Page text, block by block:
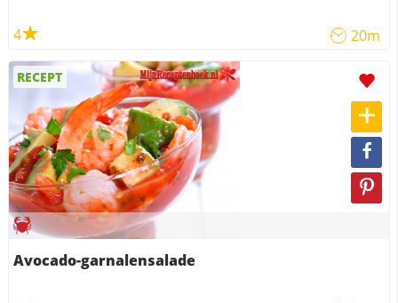
4 20m
RECEPT
Avocado-garnalensalade